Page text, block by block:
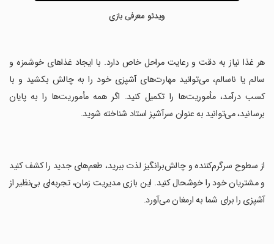
ویدئو معرفی بازی
‏هر غذا نیاز به دقت و رعایت مراحل خاص دارد. با ایجاد غذاهای خوشمزه و
سالم یا ناسالم، می‌توانید مهارت‌های آشپزی خود را به چالش بکشید و با
کسب درآمد، مأموریت‌ها را تکمیل کنید. اگر همه مأموریت‌ها را به پایان
برسانید، می‌توانید به عنوان سرآشپز استاد شناخته شوید.
‏از سطوح سرگرم‌کننده و چالش‌برانگیز لذت ببرید، طعم‌های جدید را کشف کنید
و مشتریان خود را خوشحال کنید. این بازی مدیریت زمان، تجربه‌ای بی‌نظیر از
آشپزی را برای شما به ارمغان می‌آورد.